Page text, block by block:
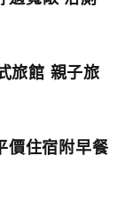
旅館 親子旅
價住宿附早餐